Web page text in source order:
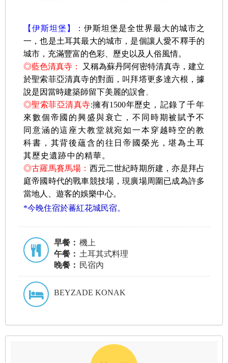
【 伊斯坦堡】： 伊斯坦堡是全世界最大的城市之
一，也是土耳其最大的城市， 是個讓人愛不釋手的
城市，充滿豐富的色彩、歷史以及人俗風情。
◎藍色清真寺：
又稱為蘇丹阿何密特清真寺，建立
於聖索菲亞清真寺的對面，叫拜塔更多達六根，據
說是因當時建築師留下美麗的誤會。
◎聖索菲亞清真寺:擁有1500年歷史 ，記錄了千年
來數個帝國的興盛與衰亡，不同時期被賦予不
同意涵的這座大教堂就宛如一本穿越時空的教
科書，其背後蘊含的往日帝國榮光，堪為土耳
其歷史遺跡中的精華。
◎古羅馬賽馬場： 西元二世紀時期所建，亦是拜占
庭帝國時代的戰車競技場，現廣場周圍已成為許多
當地人、遊客的娛樂中心。
*今晚住宿於蕃紅花城民宿。
早餐： 機上
午餐： 土耳其式料理
晚餐： 民宿內
BEYZADE KONAK